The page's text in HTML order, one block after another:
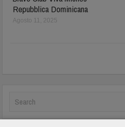
Repubblica Dominicana
Agosto 11, 2025